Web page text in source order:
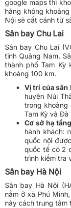
google maps thì
hàng không
Nội sẽ cất cánh từ
Sân bay Chu Lai
Sân bay Chu Lai
tỉnh Quảng Nam.
thành phố Tam Kỳ
khoảng 100 km.
Vị trí của sân
huyện Núi
trong
Tam Kỳ và Đà
Cơ sở hạ
hành khách:
quốc nội
quốc tế có 2
trình kiểm tra
Sân bay Hà Nội
Sân bay Hà Nội
nằm ở xã Phú
này cách trung tâm